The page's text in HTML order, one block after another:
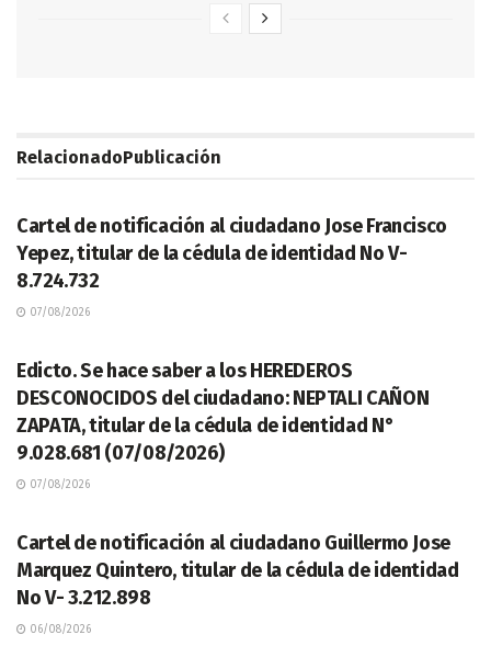
RelacionadoPublicación
Cartel de notificación al ciudadano Jose Francisco
Yepez, titular de la cédula de identidad No V-
8.724.732
07/08/2026
Edicto. Se hace saber a los HEREDEROS
DESCONOCIDOS del ciudadano: NEPTALI CAÑON
ZAPATA, titular de la cédula de identidad N°
9.028.681 (07/08/2026)
07/08/2026
Cartel de notificación al ciudadano Guillermo Jose
Marquez Quintero, titular de la cédula de identidad
No V- 3.212.898
06/08/2026